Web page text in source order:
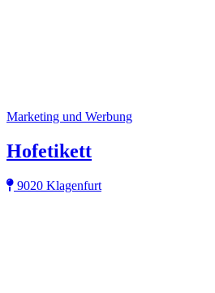
Marketing und Werbung
Hofetikett
9020 Klagenfurt